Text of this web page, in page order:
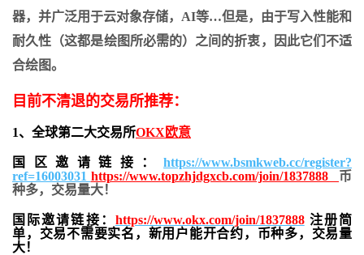
器，并广泛用于云对象存储，AI等…但是，由于写入性能和
耐久性（这都是绘图所必需的）之间的折衷，因此它们不适
合绘图。
目前不清退的交易所推荐：
1、全球第二大交易所OKX欧意
国区邀请链接： https://www.bsmkweb.cc/register?
ref=16003031 https://www.topzhjdgxcb.com/join/1837888 币
种多，交易量大！
国际邀请链接： https://www.okx.com/join/1837888注册简
单，交易不需要实名，新用户能开合约， 币种多，交易量
大！